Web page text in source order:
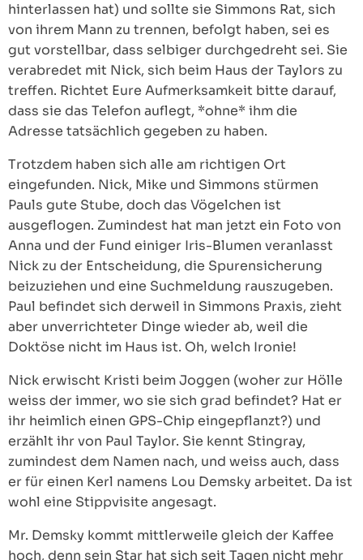
hinterlassen hat) und sollte sie Simmons Rat, sich
von ihrem Mann zu trennen, befolgt haben, sei es
gut vorstellbar, dass selbiger durchgedreht sei. Sie
verabredet mit Nick, sich beim Haus der Taylors zu
treffen. Richtet Eure Aufmerksamkeit bitte darauf,
dass sie das Telefon auflegt, *ohne* ihm die
Adresse tatsächlich gegeben zu haben.
Trotzdem haben sich alle am richtigen Ort
eingefunden. Nick, Mike und Simmons stürmen
Pauls gute Stube, doch das Vögelchen ist
ausgeflogen. Zumindest hat man jetzt ein Foto von
Anna und der Fund einiger Iris-Blumen veranlasst
Nick zu der Entscheidung, die Spurensicherung
beizuziehen und eine Suchmeldung rauszugeben.
Paul befindet sich derweil in Simmons Praxis, zieht
aber unverrichteter Dinge wieder ab, weil die
Doktöse nicht im Haus ist. Oh, welch Ironie!
Nick erwischt Kristi beim Joggen (woher zur Hölle
weiss der immer, wo sie sich grad befindet? Hat er
ihr heimlich einen GPS-Chip eingepflanzt?) und
erzählt ihr von Paul Taylor. Sie kennt Stingray,
zumindest dem Namen nach, und weiss auch, dass
er für einen Kerl namens Lou Demsky arbeitet. Da ist
wohl eine Stippvisite angesagt.
Mr. Demsky kommt mittlerweile gleich der Kaffee
hoch, denn sein Star hat sich seit Tagen nicht mehr